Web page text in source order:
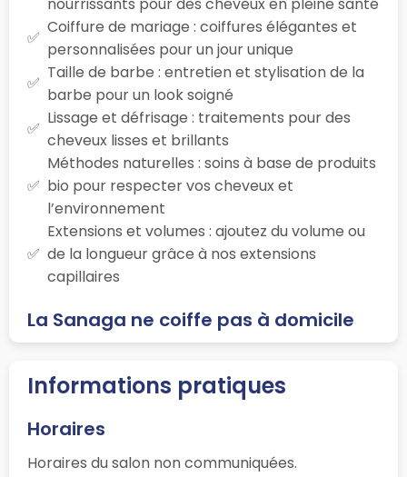
Coiffure de mariage : coiffures élégantes et
personnalisées pour un jour unique
Taille de barbe : entretien et stylisation de la
barbe pour un look soigné
Lissage et défrisage : traitements pour des
cheveux lisses et brillants
Méthodes naturelles : soins à base de produits
bio pour respecter vos cheveux et
l’environnement
Extensions et volumes : ajoutez du volume ou
de la longueur grâce à nos extensions
capillaires
La Sanaga ne coiffe pas à domicile
Informations pratiques
Horaires
Horaires du salon non communiquées.